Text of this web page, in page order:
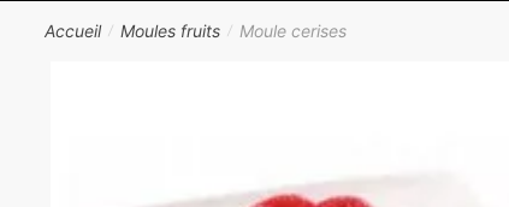
Accueil / Moules fruits / Moule cerises